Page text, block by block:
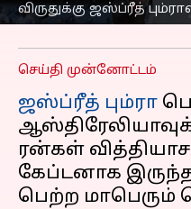
விருதுக்கு ஜஸ்ப்ரீத்
எழுதியவர் Sekar Chinnappan
செய்தி முன்னோட்டம்
ஜஸ்ப்ரீத் பும்ரா
ரன்கள்
கேப்டனாக
பெற்ற மாபெரும்